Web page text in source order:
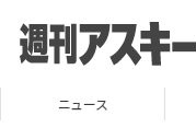
ニュース